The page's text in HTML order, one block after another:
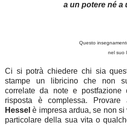
a un potere né a
Questo
nel suo
Ci si potrà chiedere chi sia
stampe un libricino che non
correlate da note e postfazione
risposta è complessa. Provare
Hessel è impresa ardua, se non
particolare della sua vita o